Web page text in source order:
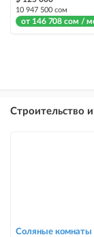
10 947 500 сом
от 146 708 сом /
Строительство
Соляные комнаты